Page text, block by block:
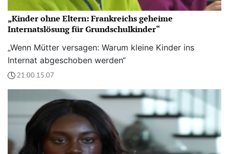
„Kinder ohne Eltern: Frankreichs geheime
Internatslösung für Grundschulkinder“
„Wenn Mütter versagen: Warum kleine Kinder ins
Internat abgeschoben werden“
21:00 15.07